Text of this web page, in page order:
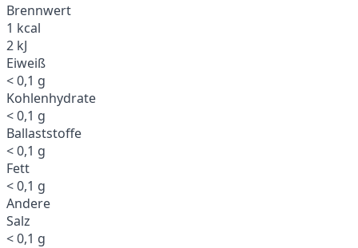
Brennwert
1 kcal
2 kJ
Eiweiß
< 0,1 g
Kohlenhydrate
< 0,1 g
Ballaststoffe
< 0,1 g
Fett
< 0,1 g
Andere
Salz
< 0,1 g